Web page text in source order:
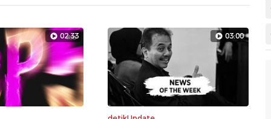
02:33 03:00